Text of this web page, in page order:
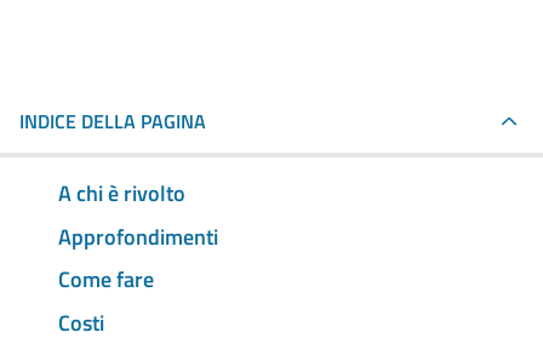
INDICE DELLA PAGINA
A chi è rivolto
Approfondimenti
Come fare
Costi